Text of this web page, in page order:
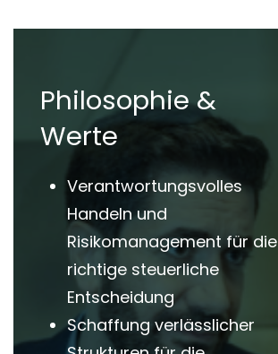
Philosophie &
Werte
Verantwortungsvolles
Handeln und
Risikomanagement für die
richtige steuerliche
Entscheidung
Schaffung verlässlicher